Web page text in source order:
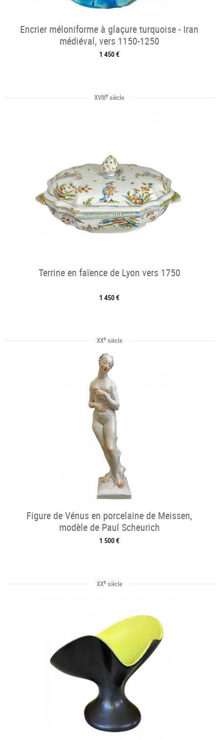
Encrier méloniforme à glaçure turquoise - Iran
médiéval, vers 1150-1250
1 450 €
XVIIIe siècle
Terrine en faïence de Lyon vers 1750
1 450 €
XXesiècle
Figure de Vénus en porcelaine de Meissen,
modèle de Paul Scheurich
1 500 €
XXesiècle